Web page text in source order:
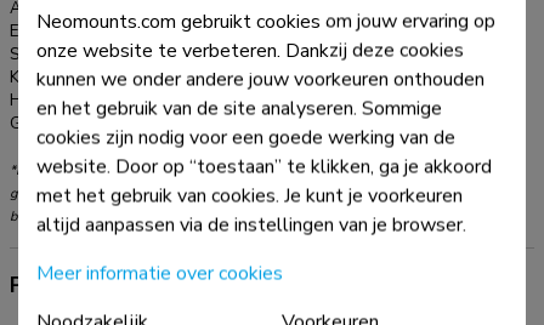
Artikelnummer:
EAN:
8717371448653
Serie:
LEVEL 550
Kleur:
Zwart
Hoofdmateriaal:
Staal
Garantie:
*NB. De vermelde inch-maten zijn slechts een indicatie, gecombineerd met het
gewicht en de VESA-maten. Het maximale gewicht en de VESA-maat zijn absolute
beperkingen voor de producten en dienen niet te worden overschreden.
Productinformatie
Neomounts.com gebruikt cookies om jouw ervaring op
onze website te verbeteren. Dankzij deze cookies
kunnen we onder andere jouw voorkeuren onthouden
en het gebruik van de site analyseren. Sommige
cookies zijn nodig voor een goede werking van de
website. Door op “toestaan” te klikken, ga je akkoord
met het gebruik van cookies. Je kunt je voorkeuren
altijd aanpassen via de instellingen van je browser.
Meer informatie over cookies